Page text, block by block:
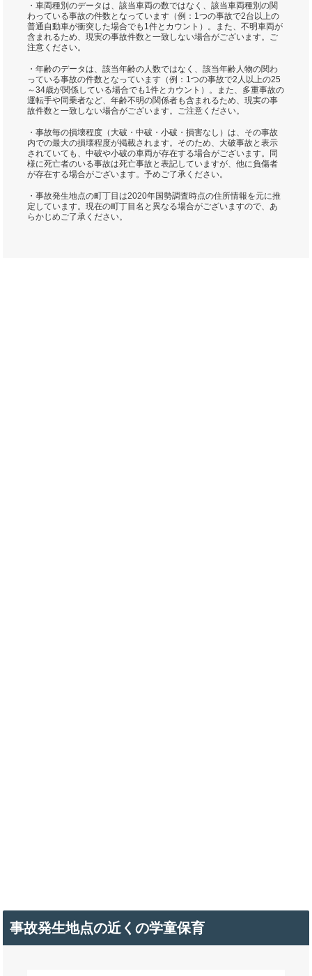
・車両種別のデータは、該当車両の数ではなく、該当車両種別の関
わっている事故の件数となっています（例：1つの事故で2台以上の
普通自動車が衝突した場合でも1件とカウント）。また、不明車両が
含まれるため、現実の事故件数と一致しない場合がございます。ご
注意ください。
・年齢のデータは、該当年齢の人数ではなく、該当年齢人物の関わ
っている事故の件数となっています（例：1つの事故で2人以上の25
～34歳が関係している場合でも1件とカウント）。また、多重事故の
運転手や同乗者など、年齢不明の関係者も含まれるため、現実の事
故件数と一致しない場合がございます。ご注意ください。
・事故毎の損壊程度（大破・中破・小破・損害なし）は、その事故
内での最大の損壊程度が掲載されます。そのため、大破事故と表示
されていても、中破や小破の車両が存在する場合がございます。同
様に死亡者のいる事故は死亡事故と表記していますが、他に負傷者
が存在する場合がございます。予めご了承ください。
・事故発生地点の町丁目は2020年国勢調査時点の住所情報を元に推
定しています。現在の町丁目名と異なる場合がございますので、あ
らかじめご了承ください。
事故発生地点の近くの学童保育